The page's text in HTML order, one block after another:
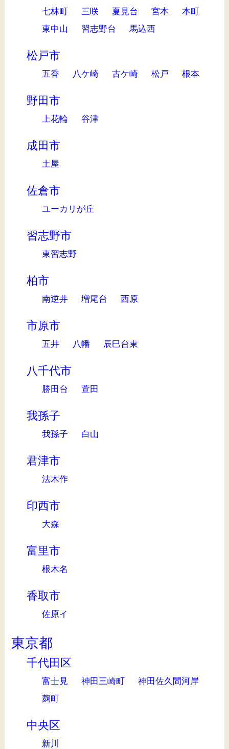
七林町 三咲 夏見台 宮本
本町
東中山
習志野台 馬込西
松戸市
五香 八ケ崎 古ケ崎 松戸 根本
野田市
上花輪 谷津
成田市
土屋
佐倉市
ユーカリが丘
習志野市
東習志野
柏市
南逆井 増尾台 西原
市原市
五井 八幡 辰巳台東
八千代市
勝田台 萱田
我孫子
我孫子 白山
君津市
法木作
印西市
大森
富里市
根木名
香取市
佐原イ
東京都
千代田区
富士見 神田三崎町
神田佐久間河岸
麹町
中央区
新川